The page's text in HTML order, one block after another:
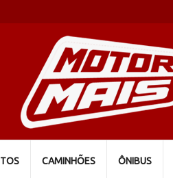
CAMINHÕES ÔNIBUS